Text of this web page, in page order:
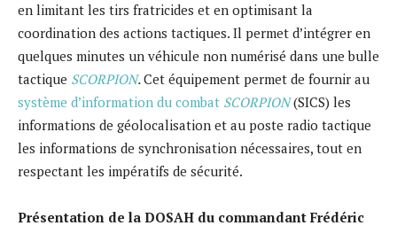
en limitant les tirs fratricides et en optimisant la
coordination des actions tactiques. Il permet d’intégrer en
quelques minutes un véhicule non numérisé dans une bulle
tactique SCORPION.Cet équipement permet de fournir au
système d’information du combat SCORPION(SICS) les
informations de géolocalisation et au poste radio tactique
les informations de synchronisation nécessaires, tout en
respectant les impératifs de sécurité.
Présentation de la DOSAH du commandant Frédéric